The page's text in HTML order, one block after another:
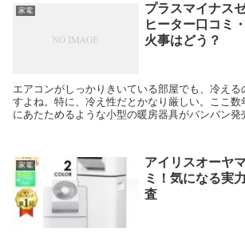
家電
プラスマイナス
ヒーター口コミ
火事はどう？
エアコンがしっかりきいている部屋でも、冷え
すよね。特に、冷え性だとかなり厳しい。ここ数
にあたためるような小型の暖房器具がバンバン発
家電
アイリスオーヤ
ミ！気になる実
査